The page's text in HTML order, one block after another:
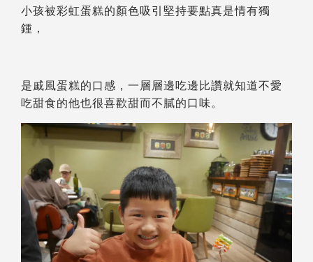
小孩被彩虹蛋糕的顏色吸引堅持要點真是情有獨
鍾，
是戚風蛋糕的口感，一層層邊吃邊比讚就知道不愛
吃甜食的他也很喜歡甜而不膩的口味。